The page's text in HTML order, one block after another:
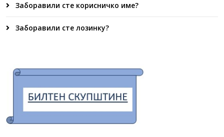
Заборавили сте корисничко име?
Заборавили сте лозинку?